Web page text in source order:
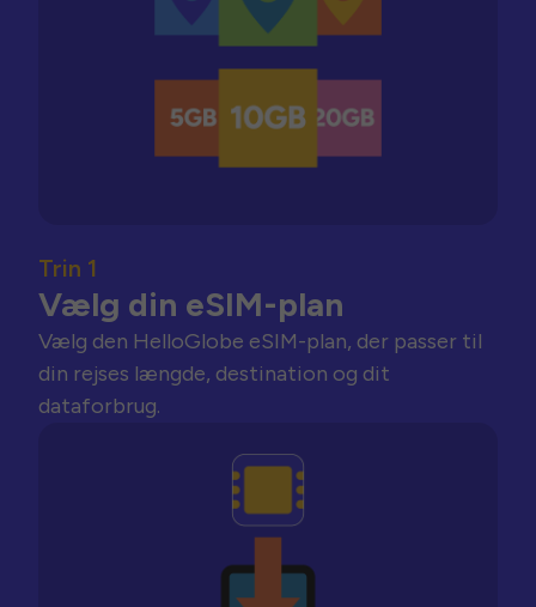
Trin 1
Vælg din eSIM-plan
Vælg den HelloGlobe eSIM-plan, der passer til
din rejses længde, destination og dit
dataforbrug.